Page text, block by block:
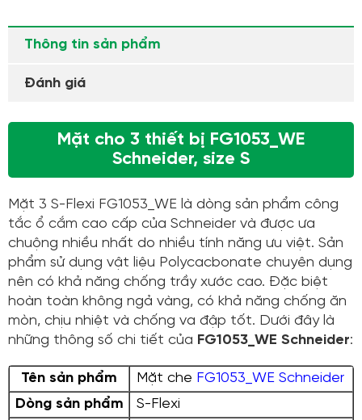
Thông tin sản phẩm
Đánh giá
Mặt cho 3 thiết bị FG1053_WE
Schneider, size S
Mặt 3 S-Flexi FG1053_WE là dòng sản phẩm công
tắc ổ cắm cao cấp của Schneider và được ưa
chuộng nhiều nhất do nhiều tính năng ưu việt. Sản
phẩm sử dụng vật liệu Polycacbonate chuyên dụng
nên có khả năng chống trầy xước cao. Đặc biệt
hoàn toàn không ngả vàng, có khả năng chống ăn
mòn, chịu nhiệt và chống va đập tốt. Dưới đây là
những thông số chi tiết của FG1053_WE Schneider:
Tên sản phẩm Mặt che FG1053_WE Schneider
Dòng sản phẩm
S-Flexi